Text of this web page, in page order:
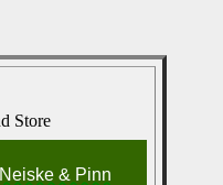
Neiske & Pinn